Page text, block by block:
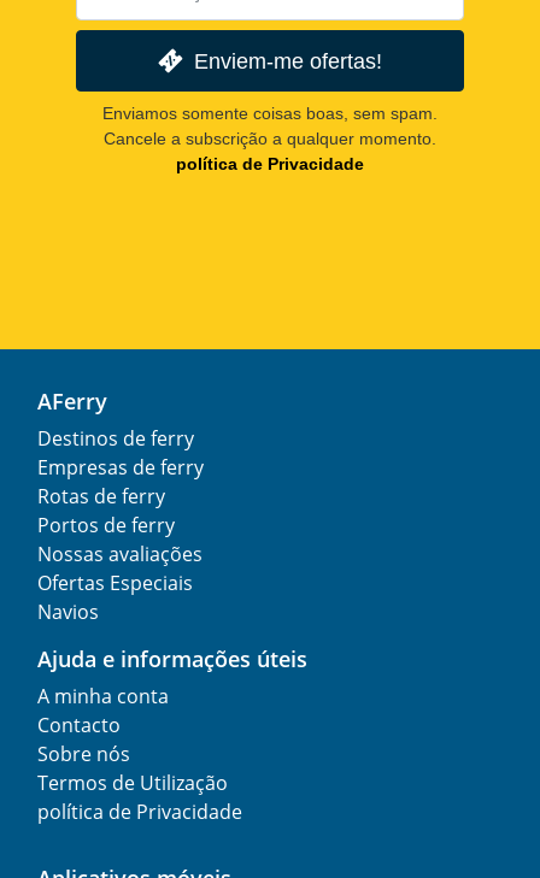
Enviem-me ofertas!
Enviamos somente coisas boas, sem spam.
Cancele a subscrição a qualquer momento.
política de Privacidade
AFerry
Destinos de ferry
Empresas de ferry
Rotas de ferry
Portos de ferry
Nossas avaliações
Ofertas Especiais
Navios
Ajuda e informações úteis
A minha conta
Contacto
Sobre nós
Termos de Utilização
política de Privacidade